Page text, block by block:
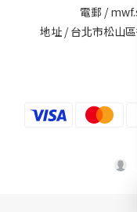
電郵 /
地址 / 台北市松山